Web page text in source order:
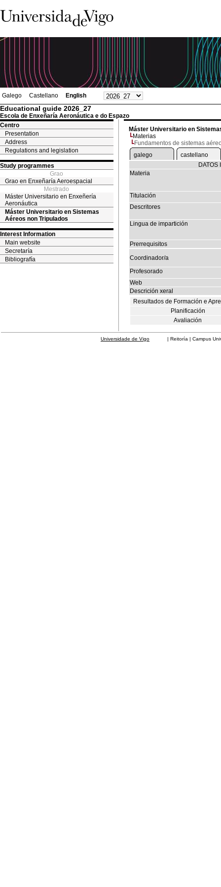
Galego Castellano English
Educational guide 2026_27
Escola de Enxeñaría Aeronáutica e do Espazo
Centro
Presentation
Address
Regulations and legislation
Study programmes
Grao
Grao en Enxeñaría Aeroespacial
Mestrado
Máster Universitario en Enxeñería
Aeronáutica
Máster Universitario en Sistemas
Aéreos non Tripulados
Interest Information
Main website
Secretaría
Bibliografía
Máster Universitario en
Materias
Fundamentos de sistemas
galego
castellano
DATOS
Materia
Titulación
Descritores
Lingua de impartición
Prerrequisitos
Coordinador/a
Profesorado
Web
Descrición xeral
Resultados de Formación e
Planificación
Avaliación
Universidade de Vigo | Reitoría | Campus